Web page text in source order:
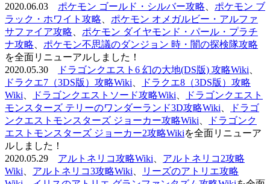
2020.06.03 ポケモン ゴールド・シルバー攻略
ポケモン ブ
ラック・ホワイト攻略
ポケモン オメガルビー・アルファ
サファイア攻略
ポケモン ダイヤモンド・パール・プラチ
ナ攻略
ポケモン不思議のダンジョン 時・闇の探検隊攻略
を全面リニューアルしました！
2020.05.30
ドラゴンクエスト6 幻の大地(DS版) 攻略Wiki
ドラクエ7（3DS版）攻略Wiki
ドラクエ8（3DS版）攻略
Wiki
ドラゴンクエストソード攻略Wiki
ドラゴンクエスト
モンスターズ テリーのワンダーランド3D攻略Wiki
ドラゴ
ンクエストモンスターズ ジョーカー攻略Wiki
ドラゴンク
エストモンスターズ ジョーカー2攻略Wikiを全面リニューア
ルしました！
2020.05.29 アルトネリコ攻略Wiki
アルトネリコ2攻略
Wiki
アルトネリコ3攻略Wiki
リーズのアトリエ攻略